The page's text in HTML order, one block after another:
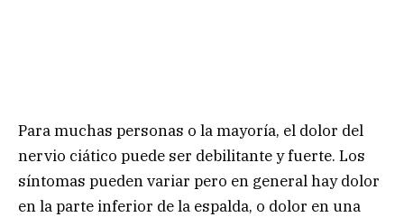
Para muchas personas o la mayoría, el dolor del
nervio ciático puede ser debilitante y fuerte. Los
síntomas pueden variar pero en general hay dolor
en la parte inferior de la espalda, o dolor en una